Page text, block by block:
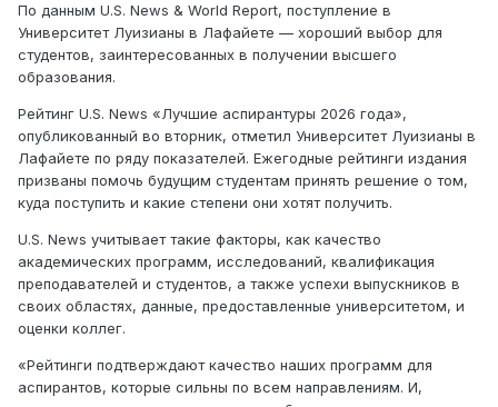
По данным U.S. News & World Report, поступление в
Университет Луизианы в Лафайете — хороший выбор для
студентов, заинтересованных в получении высшего
образования.
Рейтинг U.S. News «Лучшие аспирантуры 2026 года»,
опубликованный во вторник, отметил Университет Луизианы в
Лафайете по ряду показателей. Ежегодные рейтинги издания
призваны помочь будущим студентам принять решение о том,
куда поступить и какие степени они хотят получить.
U.S. News учитывает такие факторы, как качество
академических программ, исследований, квалификация
преподавателей и студентов, а также успехи выпускников в
своих областях, данные, предоставленные университетом, и
оценки коллег.
«Рейтинги подтверждают качество наших программ для
аспирантов, которые сильны по всем направлениям. И,